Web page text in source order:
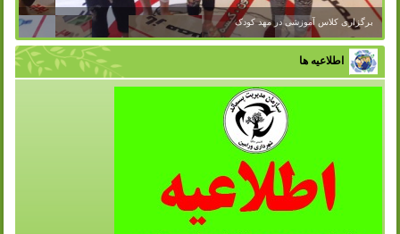
برگزاری کلاس آموزشی در مهد کودک
اطلاعیه ها